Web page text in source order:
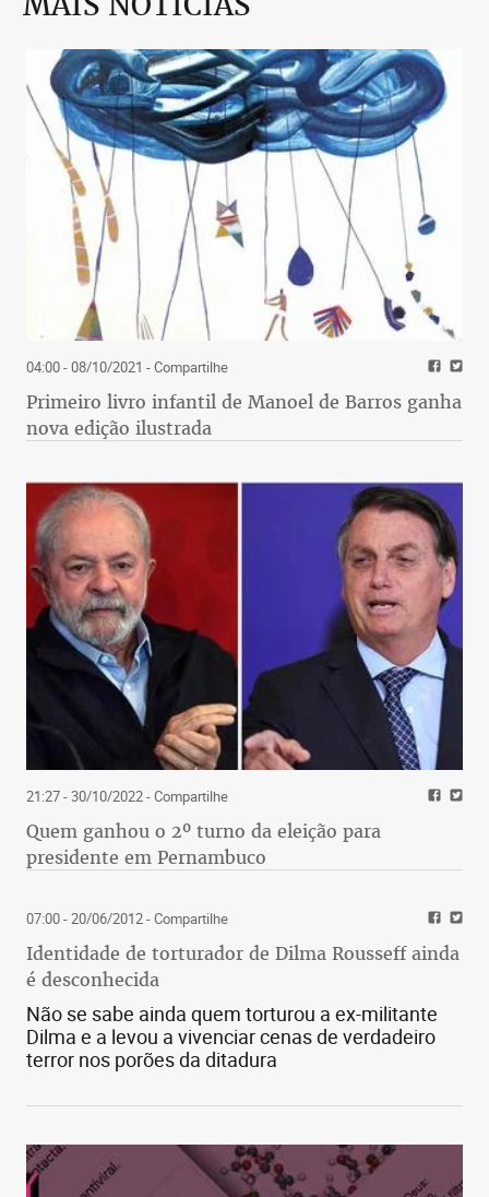
04:00 - 08/10/2021 - Compartilhe
Primeiro livro infantil de Manoel de Barros ganha
nova edição ilustrada
21:27 - 30/10/2022- Compartilhe
Quem ganhou o 2º turno da eleição para
presidente em Pernambuco
07:00 - 20/06/2012- Compartilhe
Identidade de torturador de Dilma Rousseff ainda
é desconhecida
Não se sabe ainda quem torturou a ex-militante
Dilma e a levou a vivenciar cenas de verdadeiro
terror nos porões da ditadura